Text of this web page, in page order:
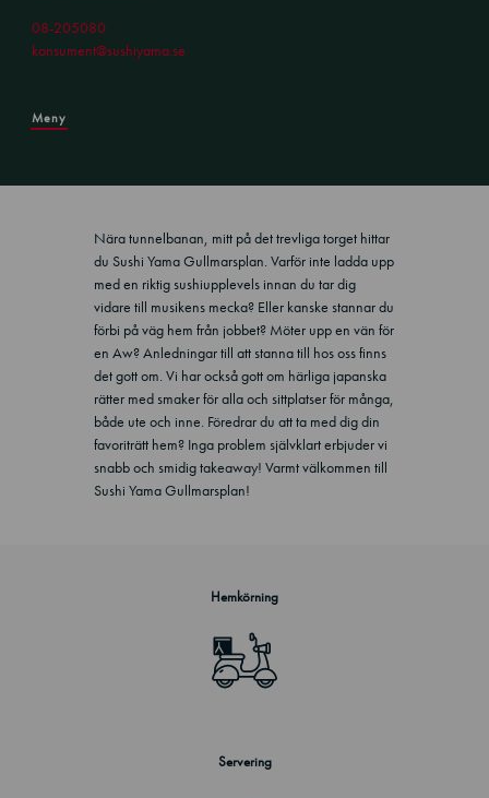
08-205080
konsument@sushiyama.se
Meny
Nära tunnelbanan, mitt på det trevliga torget hittar
du Sushi Yama Gullmarsplan. Varför inte ladda upp
med en riktig sushiupplevels innan du tar dig
vidare till musikens mecka? Eller kanske stannar du
förbi på väg hem från jobbet? Möter upp en vän för
en Aw? Anledningar till att stanna till hos oss finns
det gott om. Vi har också gott om härliga japanska
rätter med smaker för alla och sittplatser för många,
både ute och inne. Föredrar du att ta med dig din
favoriträtt hem? Inga problem självklart erbjuder vi
snabb och smidig takeaway! Varmt välkommen till
Sushi Yama Gullmarsplan!
Hemkörning
Servering